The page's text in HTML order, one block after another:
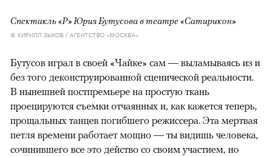
Спектакль «Р» Юрия Бутусова в театре «Сатирикон»
© КИРИЛЛ ЗЫКОВ / АГЕНТСТВО «МОСКВА»
Бутусов играл в своей «Чайке» сам — выламываясь из и
без того деконструированной сценической реальности.
В нынешней постпремьере на простую ткань
проецируются съемки отчаянных и, как кажется теперь,
прощальных танцев погибшего режиссера. Эта мертвая
петля времени работает мощно — ты видишь человека,
сочинившего все это действо со своим участием, но